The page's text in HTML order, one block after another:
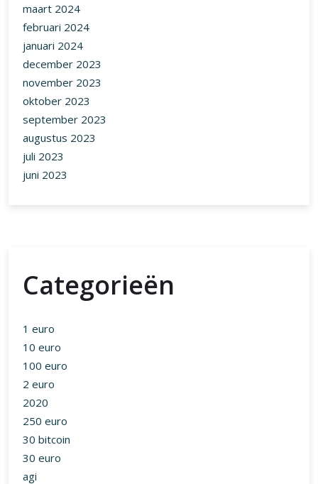
maart 2024
februari 2024
januari 2024
december 2023
november 2023
oktober 2023
september 2023
augustus 2023
juli 2023
juni 2023
Categorieën
1 euro
10 euro
100 euro
2 euro
2020
250 euro
30 bitcoin
30 euro
agi